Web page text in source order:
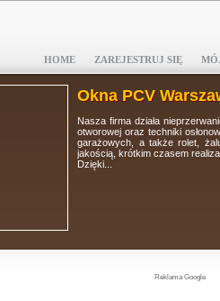
HOME
ZAREJESTRUJ SIĘ
PCV Warszawa
firma działa nieprzerwanie od 1999 roku,
oraz techniki osłonowej. Specjalizujemy
a także rolet, żaluzji, moskitier i
krótkim czasem realizacji oraz
Reklama Google